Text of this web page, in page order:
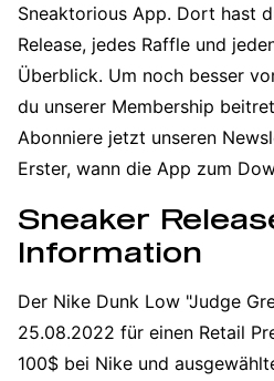
Sneaktorious App. Dort hast
Release, jedes Raffle und
Überblick. Um noch besser
du unserer Membership
Abonniere jetzt unseren
Erster, wann die App zum
Sneaker
Information
Der Nike Dunk Low "Judge
25.08.2022 für einen Retail
100$ bei Nike und